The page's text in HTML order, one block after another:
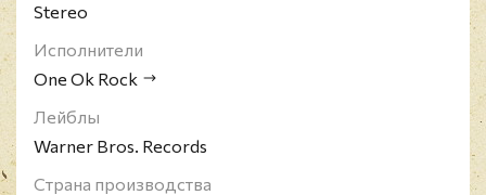
Stereo
Исполнители
One Ok Rock
Лейблы
Warner Bros. Records
Страна производства